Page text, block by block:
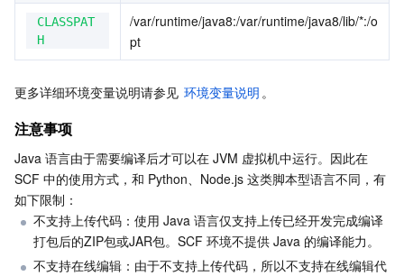
时序数据库 CTSDB
数据库管理中心
网关负载均衡
弹性网卡
NAT 网关
密钥管理系统
数据安全审计
验证码
音频内容安全
视频内容安全
安全服务
Web 应用防火墙
主机安全
移动应用安全
安全凭证服务
域名与网站
域名注册
企业应用
CLASSPAT
H
/var/runtime/java8:/var/runtime/java8/lib/*:/o
pt
更多详细环境变量说明请参见 环境变量说明 。
注意事项
Java 语言由于需要编译后才可以在 JVM 虚拟机中运行。因此在
SCF 中的使用方式，和 Python、Node.js 这类脚本型语言不同，有
如下限制：
不支持上传代码：使用 Java 语言仅支持上传已经开发完成编译
打包后的ZIP包或JAR包。SCF 环境不提供 Java 的编译能力。
不支持在线编辑：由于不支持上传代码，所以不支持在线编辑代